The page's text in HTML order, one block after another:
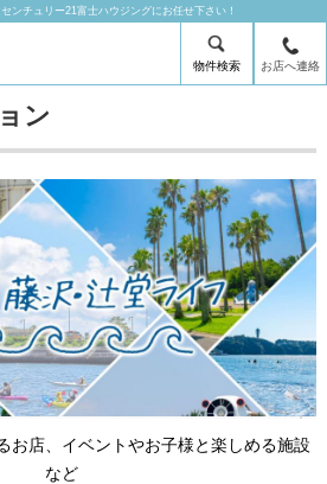
ンチュリー21富士ハウジングにお任せ下さい！
物件検索 お店へ連絡
ン
お店、イベントやお子様と楽しめる施設
など